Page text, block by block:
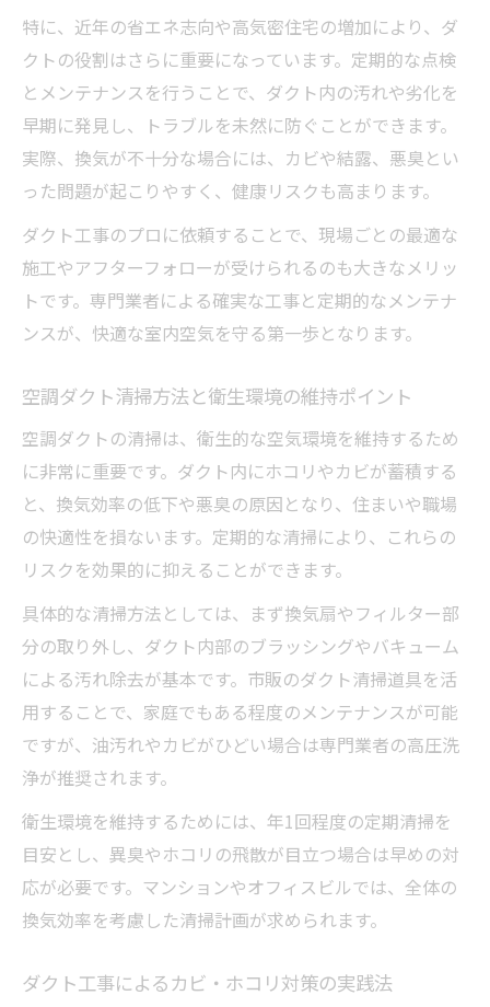
て
換気効率を高めるダクト清掃のコツ
ダクト工事が換気効率に与える効果と実践
法
空調ダクト清掃方法で省エネ効果を実感し
よう
ダクト掃除自分で行う際のコツと注意事項
厨房ダクト清掃方法のポイントとトラブル
防止策
マンションダクト清掃の重要性と適切な頻
自分でできるダクト掃除の安全な方法
ダクト工事を意識した安全な掃除手順の基
本
換気扇ダクト掃除自分で行う際の準備と注
意点
ダクト清掃道具の正しい使い方と選び方解
説
空調ダクト清掃方法によるリスク回避のポ
イント
マンションダクト掃除自分でできる実践テ
クニック
プロに依頼すべきダクト工事の理由とは
プロのダクト工事で清掃効果を最大限に高
める
厨房ダクト清掃料金とプロ依頼のメリット
比較
マンション換気ダクト清掃料金の目安と安
特に、近年の省エネ志向や高気密住宅の増加により、ダ
クトの役割はさらに重要になっています。定期的な点検
とメンテナンスを行うことで、ダクト内の汚れや劣化を
早期に発見し、トラブルを未然に防ぐことができます。
実際、換気が不十分な場合には、カビや結露、悪臭とい
った問題が起こりやすく、健康リスクも高まります。
ダクト工事のプロに依頼することで、現場ごとの最適な
施工やアフターフォローが受けられるのも大きなメリッ
トです。専門業者による確実な工事と定期的なメンテナ
ンスが、快適な室内空気を守る第一歩となります。
空調ダクト清掃方法と衛生環境の維持ポイント
空調ダクトの清掃は、衛生的な空気環境を維持するため
に非常に重要です。ダクト内にホコリやカビが蓄積する
と、換気効率の低下や悪臭の原因となり、住まいや職場
の快適性を損ないます。定期的な清掃により、これらの
リスクを効果的に抑えることができます。
具体的な清掃方法としては、まず換気扇やフィルター部
分の取り外し、ダクト内部のブラッシングやバキューム
による汚れ除去が基本です。市販のダクト清掃道具を活
用することで、家庭でもある程度のメンテナンスが可能
ですが、油汚れやカビがひどい場合は専門業者の高圧洗
浄が推奨されます。
衛生環境を維持するためには、年1回程度の定期清掃を
目安とし、異臭やホコリの飛散が目立つ場合は早めの対
応が必要です。マンションやオフィスビルでは、全体の
換気効率を考慮した清掃計画が求められます。
ダクト工事によるカビ・ホコリ対策の実践法